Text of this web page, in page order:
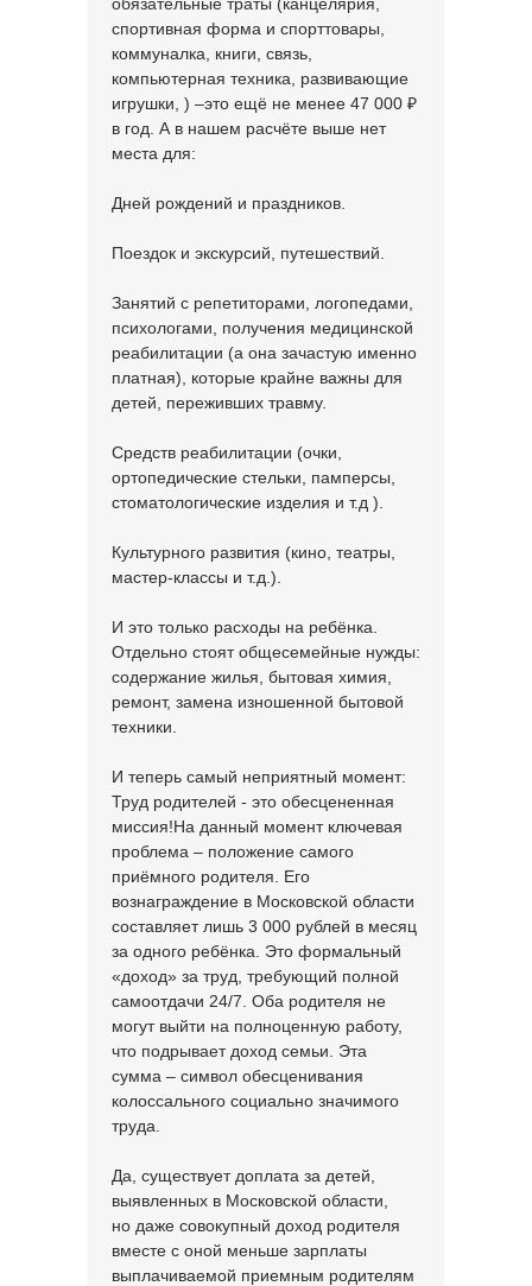
спортивная форма и спорттовары,
коммуналка, книги, связь,
компьютерная техника, развивающие
игрушки, ) –это ещё не менее 47 000 ₽
в год. А в нашем расчёте выше нет
места для:
Дней рождений и праздников.
Поездок и экскурсий, путешествий.
Занятий с репетиторами, логопедами,
психологами, получения медицинской
реабилитации (а она зачастую именно
платная), которые крайне важны для
детей, переживших травму.
Средств реабилитации (очки,
ортопедические стельки, памперсы,
стоматологические изделия и т.д ).
Культурного развития (кино, театры,
мастер-классы и т.д.).
И это только расходы на ребёнка.
Отдельно стоят общесемейные нужды:
содержание жилья, бытовая химия,
ремонт, замена изношенной бытовой
техники.
И теперь самый неприятный момент:
Труд родителей - это обесцененная
миссия!На данный момент ключевая
проблема – положение самого
приёмного родителя. Его
вознаграждение в Московской области
составляет лишь 3 000 рублей в месяц
за одного ребёнка. Это формальный
«доход» за труд, требующий полной
самоотдачи 24/7. Оба родителя не
могут выйти на полноценную работу,
что подрывает доход семьи. Эта
сумма – символ обесценивания
колоссального социально значимого
труда.
Да, существует доплата за детей,
выявленных в Московской области,
но даже совокупный доход родителя
вместе с оной меньше зарплаты
выплачиваемой приемным родителям